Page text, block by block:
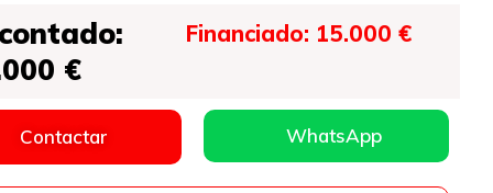
€
Financiado: 15.000 €
Contactar WhatsApp